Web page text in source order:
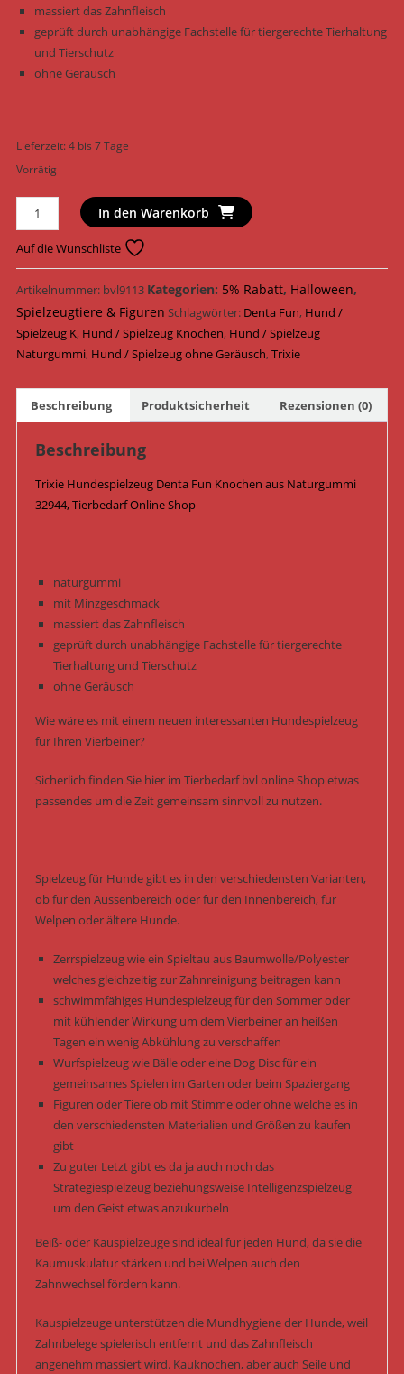
massiert das Zahnfleisch
geprüft durch unabhängige Fachstelle für tiergerechte Tierhaltung
und Tierschutz
ohne Geräusch
Lieferzeit:4 bis 7 Tage
Vorrätig
Trixie
Hundespielzeug
Denta
Fun
Knochen
Naturgummi
15
cm
Menge
In den Warenkorb
Auf die Wunschliste
Artikelnummer: bvl9113 Kategorien: 5% Rabatt, Halloween,
Spielzeugtiere & Figuren Schlagwörter: Denta Fun, Hund /
Spielzeug K, Hund / Spielzeug Knochen, Hund / Spielzeug
Naturgummi, Hund / Spielzeug ohne Geräusch,Trixie
Beschreibung Produktsicherheit Rezensionen (0)
Beschreibung
Trixie Hundespielzeug Denta Fun Knochen aus Naturgummi
32944, Tierbedarf Online Shop
naturgummi
mit Minzgeschmack
massiert das Zahnfleisch
geprüft durch unabhängige Fachstelle für tiergerechte
Tierhaltung und Tierschutz
ohne Geräusch
Wie wäre es mit einem neuen interessanten Hundespielzeug
für Ihren Vierbeiner?
Sicherlich finden Sie hier im Tierbedarf bvl online Shop etwas
passendes um die Zeit gemeinsam sinnvoll zu nutzen.
Spielzeug für Hunde gibt es in den verschiedensten Varianten,
ob für den Aussenbereich oder für den Innenbereich, für
Welpen oder ältere Hunde.
Zerrspielzeug wie ein Spieltau aus Baumwolle/Polyester
welches gleichzeitig zur Zahnreinigung beitragen kann
schwimmfähiges Hundespielzeug für den Sommer oder
mit kühlender Wirkung um dem Vierbeiner an heißen
Tagen ein wenig Abkühlung zu verschaffen
Wurfspielzeug wie Bälle oder eine Dog Disc für ein
gemeinsames Spielen im Garten oder beim Spaziergang
Figuren oder Tiere ob mit Stimme oder ohne welche es in
den verschiedensten Materialien und Größen zu kaufen
gibt
Zu guter Letzt gibt es da ja auch noch das
Strategiespielzeug beziehungsweise Intelligenzspielzeug
um den Geist etwas anzukurbeln
Beiß- oder Kauspielzeuge sind ideal für jeden Hund, da sie die
Kaumuskulatur stärken und bei Welpen auch den
Zahnwechsel fördern kann.
Kauspielzeuge unterstützen die Mundhygiene der Hunde, weil
Zahnbelege spielerisch entfernt und das Zahnfleisch
angenehm massiert wird. Kauknochen, aber auch Seile und